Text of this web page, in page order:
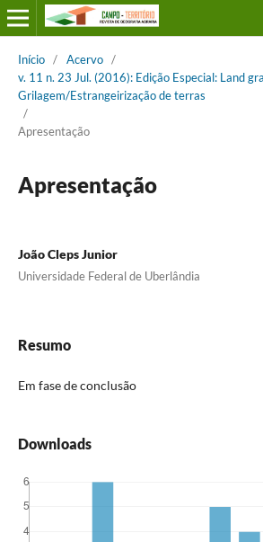
Início / Acervo /
v. 11 n. 23 Jul. (2016): Edição Especial: Land
Grilagem/Estrangeirização de terras
/
Apresentação
Apresentação
João Cleps Junior
Universidade Federal de Uberlândia
Resumo
Em fase de conclusão
Downloads